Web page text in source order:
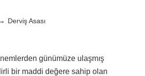
Derviş Asası
günümüze ulaşmış
bir maddi değere sahip olan